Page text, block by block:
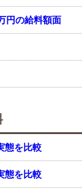
円の給料額面
態を比較
態を比較